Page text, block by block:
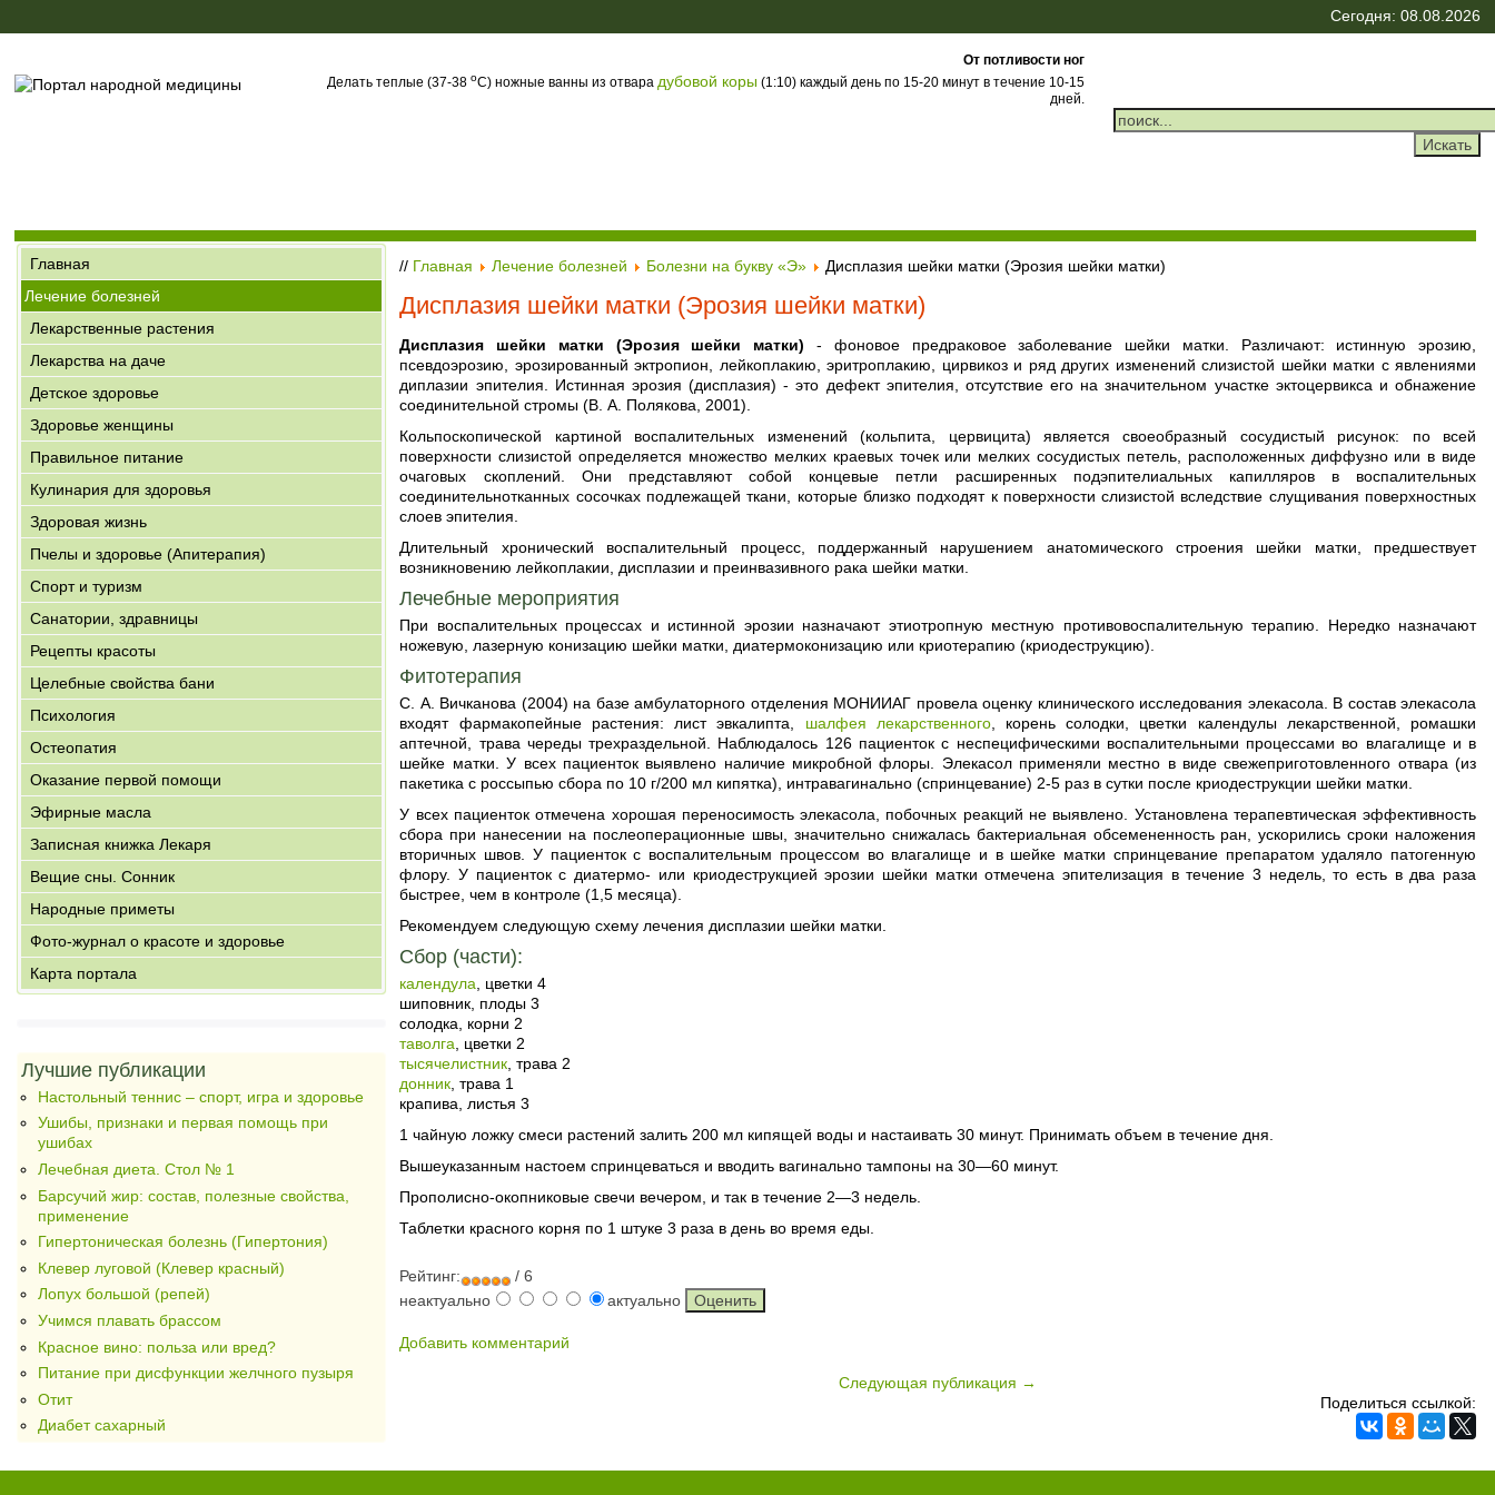
Сегодня: 08.08.2026
От потливости ног
Делать теплые (37-38 oС) ножные ванны из отвара дубовой коры(1:10) каждый день по 15-20 минут в течение 10-15
дней.
Главная
Лечение болезней
Лекарственные растения
Лекарства на даче
Детское здоровье
Здоровье женщины
Правильное питание
Кулинария для здоровья
Здоровая жизнь
Пчелы и здоровье (Апитерапия)
Спорт и туризм
Санатории, здравницы
Рецепты красоты
Целебные свойства бани
Психология
Остеопатия
Оказание первой помощи
Эфирные масла
Записная книжка Лекаря
Вещие сны. Сонник
Народные приметы
Фото-журнал о красоте и здоровье
Карта портала
Лучшие публикации
Настольный теннис – спорт, игра и здоровье
Ушибы, признаки и первая помощь при
ушибах
Лечебная диета. Стол № 1
Барсучий жир: состав, полезные свойства,
применение
Гипертоническая болезнь (Гипертония)
Клевер луговой (Клевер красный)
Лопух большой (репей)
Учимся плавать брассом
Красное вино: польза или вред?
Питание при дисфункции желчного пузыря
Отит
Диабет сахарный
// Главная Лечение болезней Болезни на букву «Э» Дисплазия шейки матки (Эрозия шейки матки)
Дисплазия шейки матки (Эрозия шейки матки)
Дисплазия шейки матки (Эрозия шейки матки) - фоновое предраковое заболевание шейки матки. Различают: истинную эрозию,
псевдоэрозию, эрозированный эктропион, лейкоплакию, эритроплакию, цирвикоз и ряд других изменений слизистой шейки матки с явлениями
диплазии эпителия. Истинная эрозия (дисплазия) - это дефект эпителия, отсутствие его на значительном участке эктоцервикса и обнажение
соединительной стромы (В. А. Полякова, 2001).
Кольпоскопической картиной воспалительных изменений (кольпита, цервицита) является своеобразный сосудистый рисунок: по всей
поверхности слизистой определяется множество мелких краевых точек или мелких сосудистых петель, расположенных диффузно или в виде
очаговых скоплений. Они представляют собой концевые петли расширенных подэпителиальных капилляров в воспалительных
соединительнотканных сосочках подлежащей ткани, которые близко подходят к поверхности слизистой вследствие слущивания поверхностных
слоев эпителия.
Длительный хронический воспалительный процесс, поддержанный нарушением анатомического строения шейки матки, предшествует
возникновению лейкоплакии, дисплазии и преинвазивного рака шейки матки.
Лечебные мероприятия
При воспалительных процессах и истинной эрозии назначают этиотропную местную противовоспалительную терапию. Нередко назначают
ножевую, лазерную конизацию шейки матки, диатермоконизацию или криотерапию (криодеструкцию).
Фитотерапия
С. А. Вичканова (2004) на базе амбулаторного отделения МОНИИАГ провела оценку клинического исследования элекасола. В состав элекасола
входят фармакопейные растения: лист эвкалипта, шалфея лекарственного, корень солодки, цветки календулы лекарственной, ромашки
аптечной, трава череды трехраздельной. Наблюдалось 126 пациенток с неспецифическими воспалительными процессами во влагалище и в
шейке матки. У всех пациенток выявлено наличие микробной флоры. Элекасол применяли местно в виде свежеприготовленного отвара (из
пакетика с россыпью сбора по 10 г/200 мл кипятка), интравагинально (спринцевание) 2-5 раз в сутки после криодеструкции шейки матки.
У всех пациенток отмечена хорошая переносимость элекасола, побочных реакций не выявлено. Установлена терапевтическая эффективность
сбора при нанесении на послеоперационные швы, значительно снижалась бактериальная обсемененность ран, ускорились сроки наложения
вторичных швов. У пациенток с воспалительным процессом во влагалище и в шейке матки спринцевание препаратом удаляло патогенную
флору. У пациенток с диатермо- или криодеструкцией эрозии шейки матки отмечена эпителизация в течение 3 недель, то есть в два раза
быстрее, чем в контроле (1,5 месяца).
Рекомендуем следующую схему лечения дисплазии шейки матки.
Сбор (части):
календула , цветки 4
шиповник, плоды 3
солодка, корни 2
таволга , цветки 2
тысячелистник , трава 2
донник , трава 1
крапива, листья 3
1 чайную ложку смеси растений залить 200 мл кипящей воды и настаивать 30 минут. Принимать объем в течение дня.
Вышеуказанным настоем спринцеваться и вводить вагинально тампоны на 30—60 минут.
Прополисно-окопниковые свечи вечером, и так в течение 2—3 недель.
Таблетки красного корня по 1 штуке 3 раза в день во время еды.
Рейтинг:
/ 6
неактуально
актуально
Добавить комментарий
Следующая публикация →
Поделиться ссылкой: